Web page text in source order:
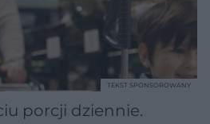
porcji dziennie.
TEKST SPONSOROWANY